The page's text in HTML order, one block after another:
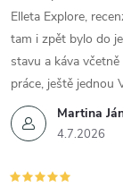
Martina
4.7.2026
Elleta Explore,
tam i zpět bylo do
stavu a káva
práce, ještě jednou